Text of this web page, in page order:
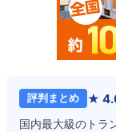
評判まとめ ★
国内最大級のトラ